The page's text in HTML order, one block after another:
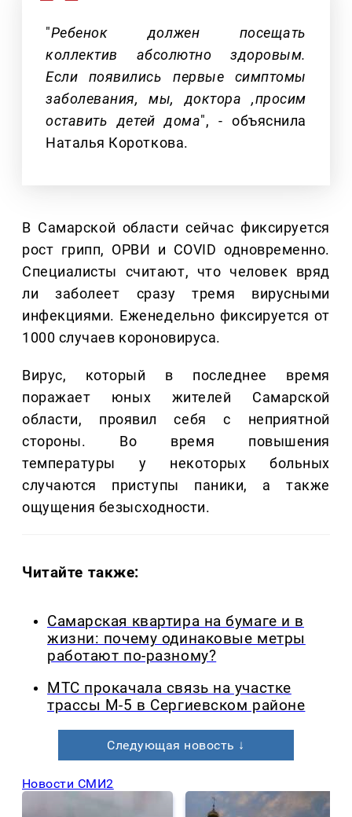
"Ребенок должен посещать
коллектив абсолютно здоровым.
Если появились первые симптомы
заболевания, мы, доктора ,просим
оставить детей дома", - объяснила
Наталья Короткова.
В Самарской области сейчас фиксируется
рост грипп, ОРВИ и COVID одновременно.
Специалисты считают, что человек вряд
ли заболеет сразу тремя вирусными
инфекциями. Еженедельно фиксируется от
1000 случаев короновируса.
Вирус, который в последнее время
поражает юных жителей Самарской
области, проявил себя с неприятной
стороны. Во время повышения
температуры у некоторых больных
случаются приступы паники, а также
ощущения безысходности.
Читайте также:
Самарская квартира на бумаге и в
жизни: почему одинаковые метры
работают по-разному?
МТС прокачала связь на участке
трассы М-5 в Сергиевском районе
Следующая новость ↓
Новости СМИ2